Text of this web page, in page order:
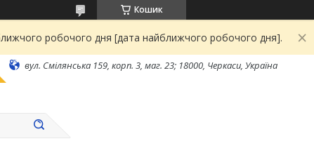
Кошик
робочого дня [дата найближчого робочого дня].
вул. Смілянська 159, корп. 3, маг. 23; 18000, Черкаси, Україна